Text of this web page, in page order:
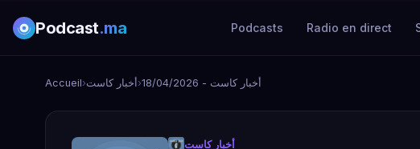
Podcast.ma Podcasts Radio en direct
Accueil›أخبار كاست › أخبار كاست - 18/04/2026
أخبار كاست